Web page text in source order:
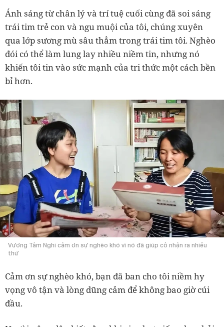
Ánh sáng từ chân lý và trí tuệ cuối cùng đã soi sáng
trái tim trẻ con và ngu muội của tôi, chúng xuyên
qua lớp sương mù sâu thẳm trong trái tim tôi. Nghèo
đói có thể làm lung lay nhiều niềm tin, nhưng nó
khiến tôi tin vào sức mạnh của tri thức một cách bền
bỉ hơn.
Vương Tâm Nghi cảm ơn sự nghèo khó vì nó đã giúp cô nhận ra nhiều
thứ
Cảm ơn sự nghèo khó, bạn đã ban cho tôi niềm hy
vọng vô tận và lòng dũng cảm để không bao giờ cúi
đầu.